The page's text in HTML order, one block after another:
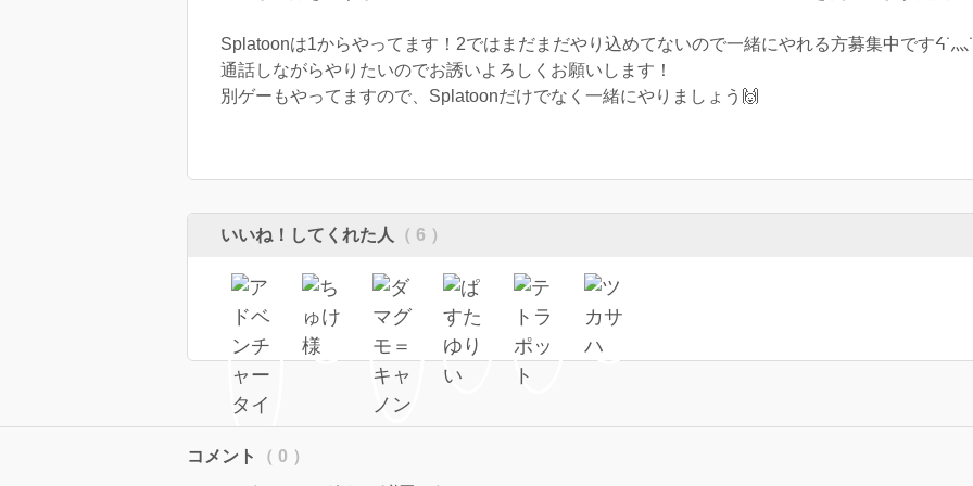
Splatoonは1からやってます！2ではまだまだやり込めてないので一緒にやれる方募集中ですᔦ˙灬
通話しながらやりたいのでお誘いよろしくお願いします！
別ゲーもやってますので、Splatoonだけでなく一緒にやりましょう🙌
いいね！してくれた人 （ 6 ）
コメント （ 0 ）